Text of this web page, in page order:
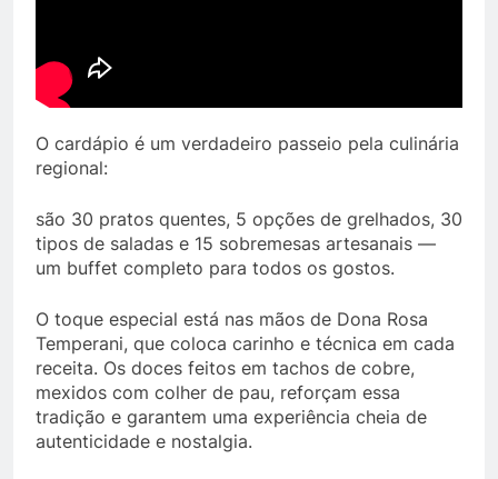
O cardápio é um verdadeiro passeio pela culinária
regional:
são 30 pratos quentes, 5 opções de grelhados, 30
tipos de saladas e 15 sobremesas artesanais —
um buffet completo para todos os gostos.
O toque especial está nas mãos de Dona Rosa
Temperani, que coloca carinho e técnica em cada
receita. Os doces feitos em tachos de cobre,
mexidos com colher de pau, reforçam essa
tradição e garantem uma experiência cheia de
autenticidade e nostalgia.